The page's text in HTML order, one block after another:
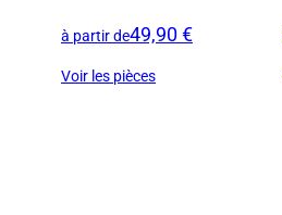
à partir de49,90 €
Voir les pièces